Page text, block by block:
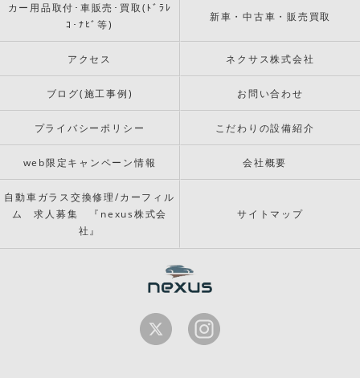
カー用品取付･車販売･買取(ﾄﾞﾗﾚ
ｺ･ﾅﾋﾞ等)
新車・中古車・販売買取
アクセス ネクサス株式会社
ブログ(施工事例) お問い合わせ
プライバシーポリシー こだわりの設備紹介
web限定キャンペーン情報 会社概要
自動車ガラス交換修理/カーフィル
ム 求人募集 『nexus株式会
社』
サイトマップ